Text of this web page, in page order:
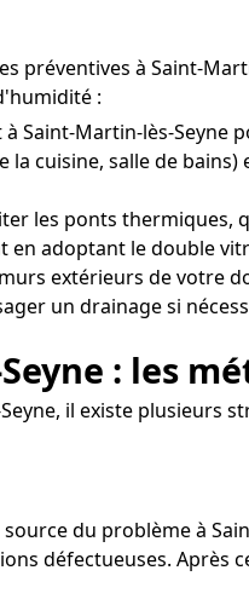
préventives à Saint-
:
Saint-Martin-lès-Seyne
cuisine, salle de
les ponts
adoptant le double
extérieurs de votre
un drainage si
: les
il existe plusieurs
du problème à
défectueuses. Après